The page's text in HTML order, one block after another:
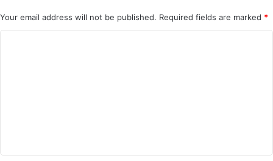
Your email address will not be published. Required fields are marked *